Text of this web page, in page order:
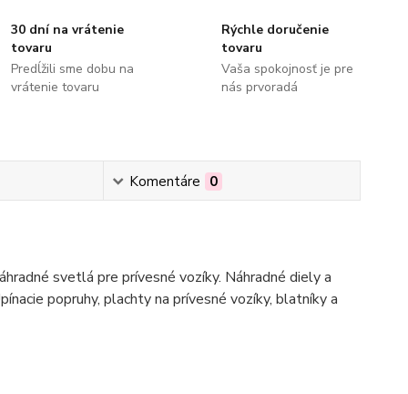
30 dní na vrátenie
tovaru
Predĺžili sme dobu na
vrátenie tovaru
Rýchle doručenie
tovaru
Vaša spokojnosť je pre
nás prvoradá
Komentáre 0
svetlá pre prívesné vozíky. Náhradné diely a
popruhy, plachty na prívesné vozíky, blatníky a